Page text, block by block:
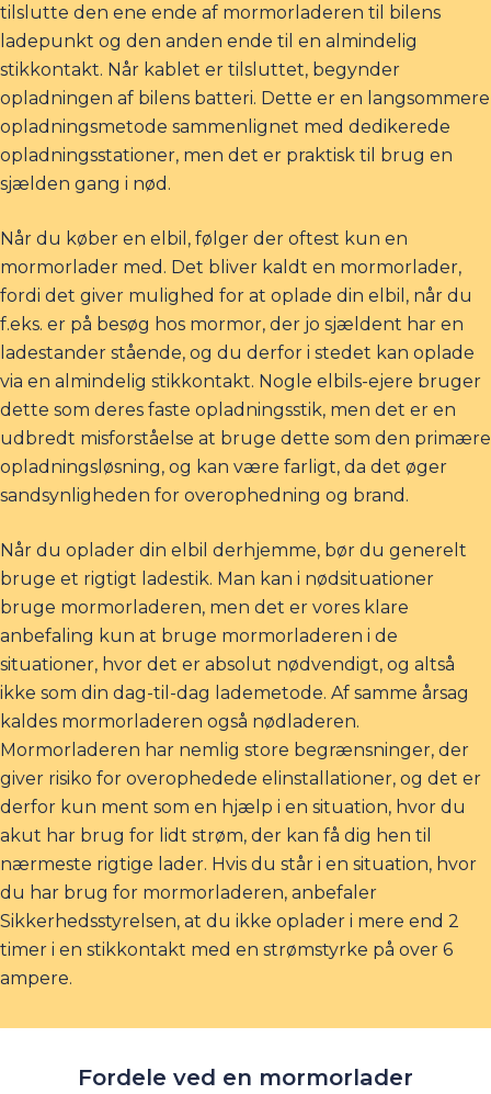
tilslutte den ene ende af mormorladeren til bilens
ladepunkt og den anden ende til en almindelig
stikkontakt. Når kablet er tilsluttet, begynder
opladningen af bilens batteri. Dette er en langsommere
opladningsmetode sammenlignet med dedikerede
opladningsstationer, men det er praktisk til brug en
sjælden gang i nød.
Når du køber en elbil, følger der oftest kun en
mormorlader med. Det bliver kaldt en mormorlader,
fordi det giver mulighed for at oplade din elbil, når du
f.eks. er på besøg hos mormor, der jo sjældent har en
ladestander stående, og du derfor i stedet kan oplade
via en almindelig stikkontakt. Nogle elbils-ejere bruger
dette som deres faste opladningsstik, men det er en
udbredt misforståelse at bruge dette som den primære
opladningsløsning, og kan være farligt, da det øger
sandsynligheden for overophedning og brand.
Når du oplader din elbil derhjemme, bør du generelt
bruge et rigtigt ladestik. Man kan i nødsituationer
bruge mormorladeren, men det er vores klare
anbefaling kun at bruge mormorladeren i de
situationer, hvor det er absolut nødvendigt, og altså
ikke som din dag-til-dag lademetode. Af samme årsag
kaldes mormorladeren også nødladeren.
Mormorladeren har nemlig store begrænsninger, der
giver risiko for overophedede elinstallationer, og det er
derfor kun ment som en hjælp i en situation, hvor du
akut har brug for lidt strøm, der kan få dig hen til
nærmeste rigtige lader. Hvis du står i en situation, hvor
du har brug for mormorladeren, anbefaler
Sikkerhedsstyrelsen, at du ikke oplader i mere end 2
timer i en stikkontakt med en strømstyrke på over 6
ampere.
Fordele ved en mormorlader